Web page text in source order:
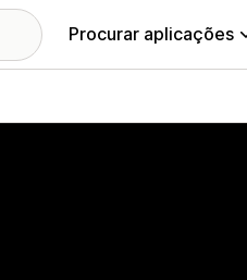
Procurar aplicações